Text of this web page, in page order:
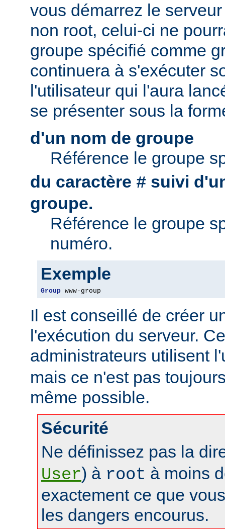
vous démarrez le
non root, celui-ci ne
groupe spécifié comme
continuera à s'exécuter
l'utilisateur qui l'aura
se présenter sous la
d'un nom de groupe
Référence le groupe
du caractère # suivi
groupe.
Référence le groupe
numéro.
Exemple
Group www-group
Il est conseillé de créer
l'exécution du serveur.
administrateurs utilisent
mais ce n'est pas
même possible.
Sécurité
Ne définissez pas la
User) à root à moins
exactement ce que
les dangers encourus.